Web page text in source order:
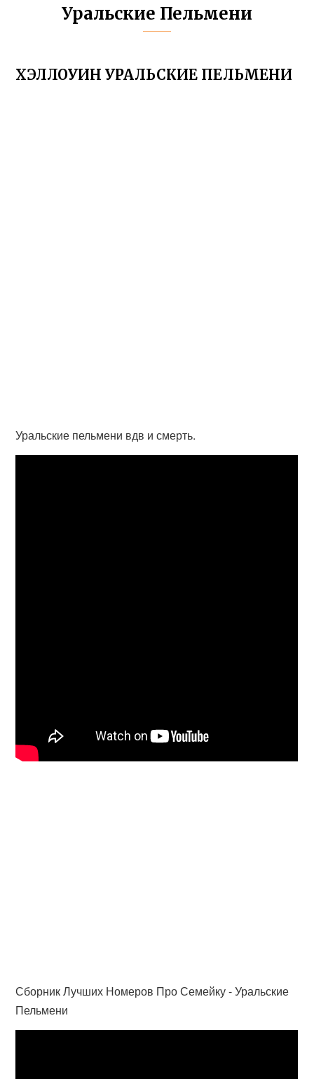
Уральские Пельмени
ХЭЛЛОУИН УРАЛЬСКИЕ ПЕЛЬМЕНИ
Уральские пельмени вдв и смерть.
Сборник Лучших Номеров Про Семейку - Уральские
Пельмени